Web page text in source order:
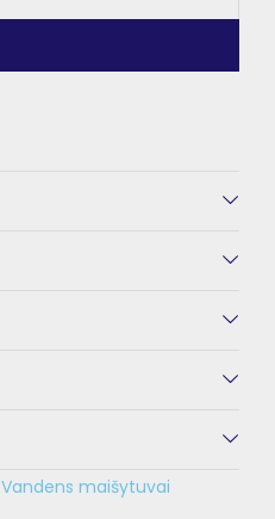
Vandens maišytuvai